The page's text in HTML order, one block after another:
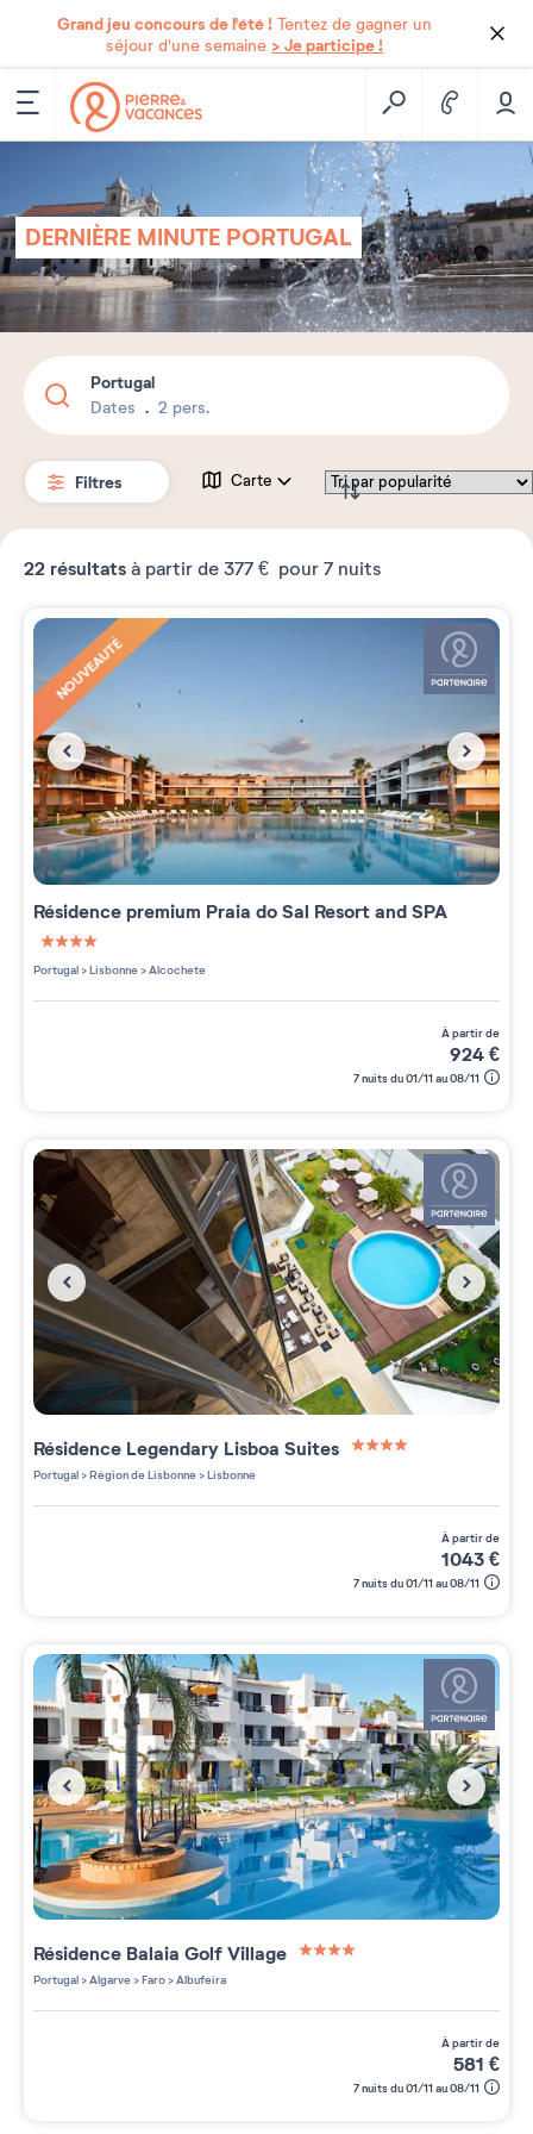
Grand jeu concours de l'été ! Tentez de gagner un
séjour d'une semaine > Je participe !
DERNIÈRE MINUTE PORTUGAL
Portugal
Dates 2 pers.
Filtres Carte
22 résultats à partir de 377 € pour 7 nuits
NOUVEAUTÉ
Résidence premium Praia do Sal Resort and SPA
4 étoiles sur 5
Portugal>Lisbonne>Alcochete
à partir de
924€
7 nuits du 01/11 au 08/11
Résidence Legendary Lisboa Suites
Portugal>Région de Lisbonne>Lisbonne
à partir de
1043€
7 nuits du 01/11 au 08/11
Résidence Balaia Golf Village
Portugal>Algarve>Faro>Albufeira
à partir de
581 €
7 nuits du 01/11 au 08/11